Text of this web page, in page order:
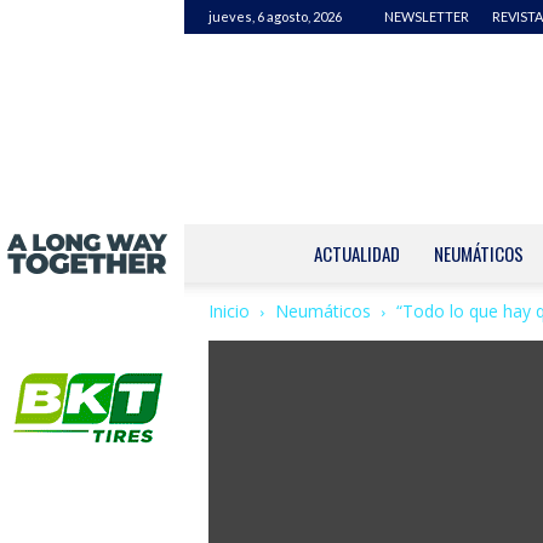
jueves, 6 agosto, 2026 NEWSLETTER
ACTUALIDAD NEUMÁTICOS
Inicio Neumáticos “Todo lo que hay